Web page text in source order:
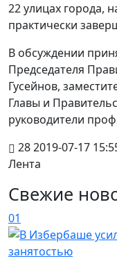
22 улицах города,
практически
В обсуждении
Председателя
Гусейнов,
Главы и
руководители
282019-07-17
Лента
Свежие
01